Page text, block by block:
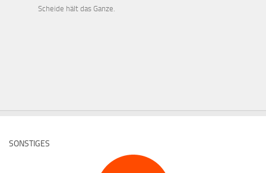
Scheide hält das Ganze.
SONSTIGES